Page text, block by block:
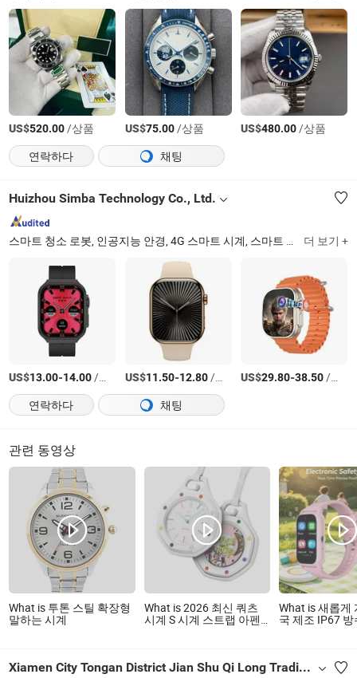
US$520.00/상품 US$75.00/상품 US$480.00/상품
연락하다
채팅
Huizhou Simba Technology Co., Ltd.
스마트 청소 로봇, 인공지능 안경, 4G 스마트 시계, 스마트 시계, 블루투스 이어폰, 충전기, 케이블, 블루투스 스피커, 마이크 더 보기 +
US$13.00-14.00/상품 US$11.50-12.80/상품 US$29.80-38.50/상품
연락하다
채팅
관련 동영상
What is 투톤 스틸 확장형
말하는 시계
What is 2026 최신 쿼츠
시계 S 시계 스트랩 아펜&
What is 새롭게
국 제조 IP67
습니다 Y6C
Xiamen City Tongan District Jian Shu Qi Long Trading Firm (Individual Business)